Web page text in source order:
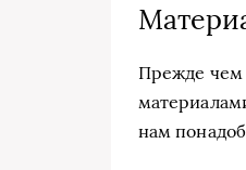
Прежде чем
нам